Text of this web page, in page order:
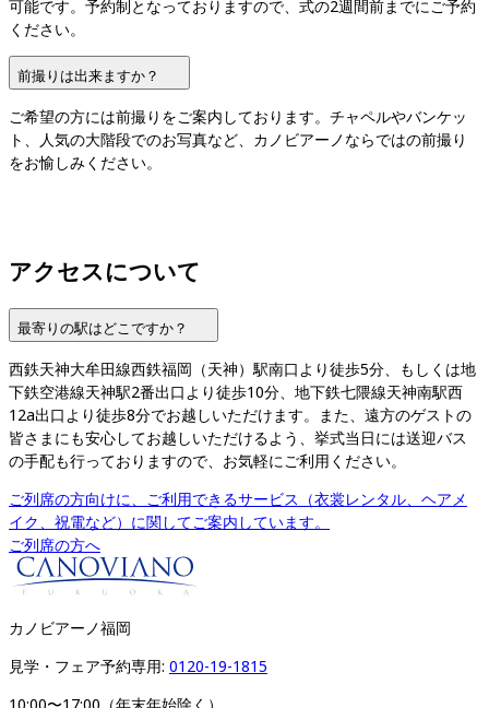
可能です。予約制となっておりますので、式の2週間前までにご予約
ください。
前撮りは出来ますか？
ご希望の方には前撮りをご案内しております。チャペルやバンケッ
ト、人気の大階段でのお写真など、カノビアーノならではの前撮り
をお愉しみください。
アクセスについて
最寄りの駅はどこですか？
西鉄天神大牟田線西鉄福岡（天神）駅南口より徒歩5分、もしくは地
下鉄空港線天神駅2番出口より徒歩10分、地下鉄七隈線天神南駅西
12a出口より徒歩8分でお越しいただけます。また、遠方のゲストの
皆さまにも安心してお越しいただけるよう、挙式当日には送迎バス
の手配も行っておりますので、お気軽にご利用ください。
ご列席の方向けに、ご利用できるサービス（衣裳レンタル、ヘアメ
イク、祝電など）に関してご案内しています。
ご列席の方へ
カノビアーノ福岡
見学・フェア予約専用: 0120-19-1815
10:00〜17:00（年末年始除く）